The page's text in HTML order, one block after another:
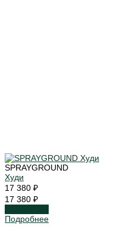
SPRAYGROUND
Худи
17 380 ₽
17 380 ₽
Подробнее